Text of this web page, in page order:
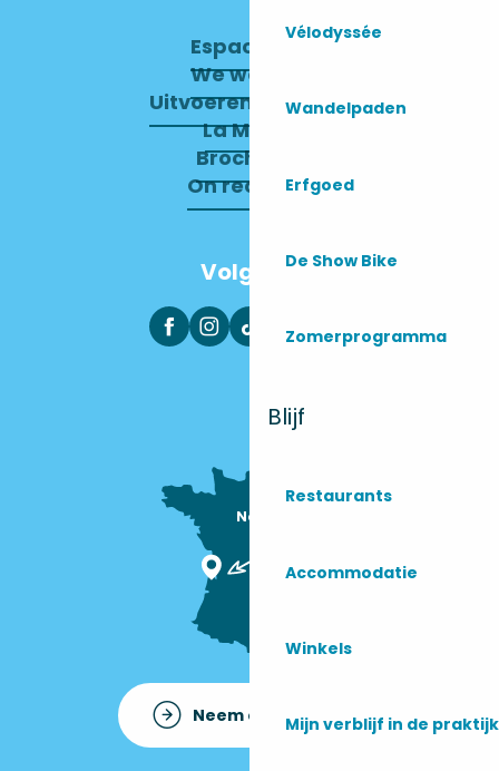
Vélodyssée
Wandelpaden
Erfgoed
De Show Bike
Zomerprogramma
Blijf
Restaurants
Accommodatie
Winkels
Mijn verblijf in de praktijk
Espace pro
We werven
Uitvoerend Comité
La Mairie
Brochures
On recrute !
Volg ons
Nous sommes
Neem contact op met